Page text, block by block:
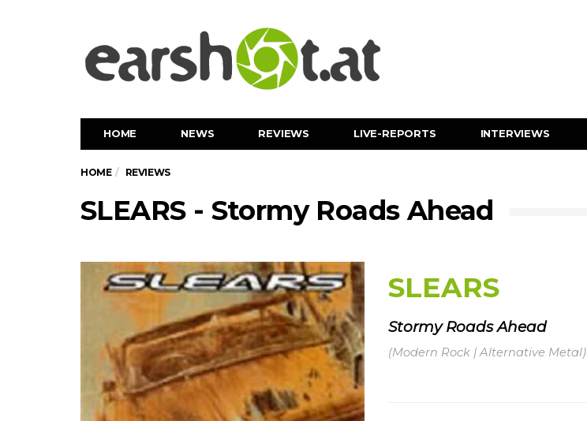
HOME NEWS REVIEWS LIVE-REPORTS INTERVIEWS
HOME REVIEWS
SLEARS - Stormy Roads Ahead
SLEARS
Stormy Roads Ahead
(Modern Rock | Alternative Metal)